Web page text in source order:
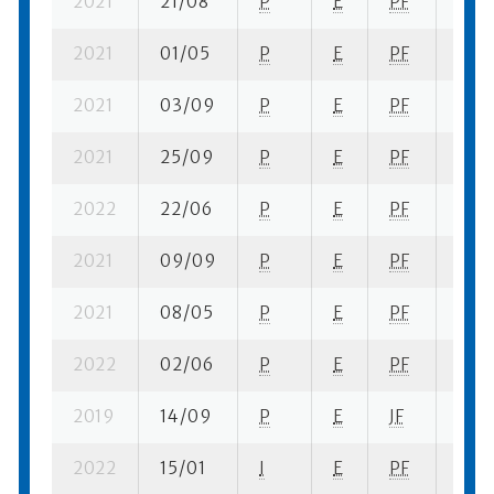
2021 01/05 P E PF
2021 03/09 P E PF
2021 25/09 P E PF
2022 22/06 P E PF
2021 09/09 P E PF
2021 08/05 P E PF
2022 02/06 P E PF
2019 14/09 P E JF
2022 15/01 I E PF